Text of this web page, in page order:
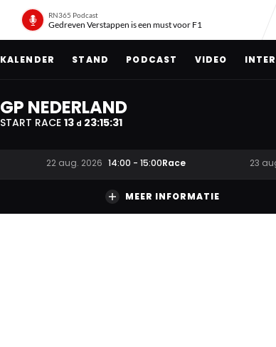
RN365 Podcast
Gedreven Verstappen is een must voor F1
KALENDER STAND PODCAST VIDEO
GP NEDERLAND
START RACE 13 d 23:15:31
22 aug. 2026 14:00 - 15:00Race 23
MEER INFORMATIE